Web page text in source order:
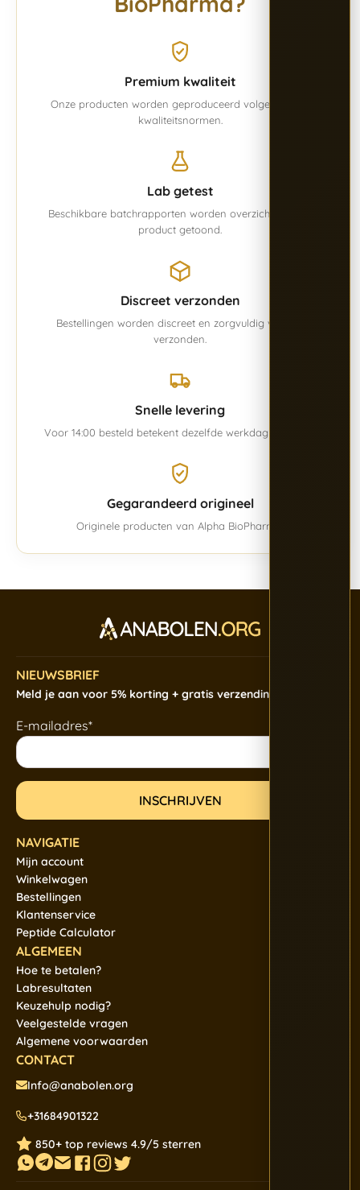
Premium kwaliteit
Onze producten worden geproduceerd volgens vaste
kwaliteitsnormen.
Lab getest
Beschikbare batchrapporten worden overzichtelijk per
product getoond.
Discreet verzonden
Bestellingen worden discreet en zorgvuldig verpakt
verzonden.
Snelle levering
Voor 14:00 besteld betekent dezelfde werkdag verwerkt.
Gegarandeerd origineel
Originele producten van Alpha BioPharma.
NIEUWSBRIEF
Meld je aan voor 5% korting + gratis verzending
E-mailadres*
NAVIGATIE
Mijn account
Winkelwagen
Bestellingen
Klantenservice
Peptide Calculator
ALGEMEEN
Hoe te betalen?
Labresultaten
Keuzehulp nodig?
Veelgestelde vragen
Algemene voorwaarden
CONTACT
Info@anabolen.org
+31684901322
850+ top reviews 4.9/5 sterren